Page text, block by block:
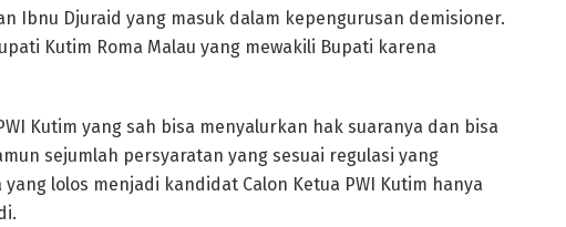
Ibnu Djuraid yang masuk dalam kepengurusan demisioner.
Kutim Roma Malau yang mewakili Bupati karena
Kutim yang sah bisa menyalurkan hak suaranya dan bisa
sejumlah persyaratan yang sesuai regulasi yang
lolos menjadi kandidat Calon Ketua PWI Kutim hanya